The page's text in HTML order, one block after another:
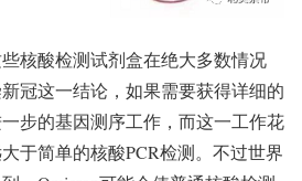
核酸检测试剂盒在绝大多数情况
冠这一结论，如果需要获得详细的
步的基因测序工作，而这一工作花
于简单的核酸PCR检测。不过世界